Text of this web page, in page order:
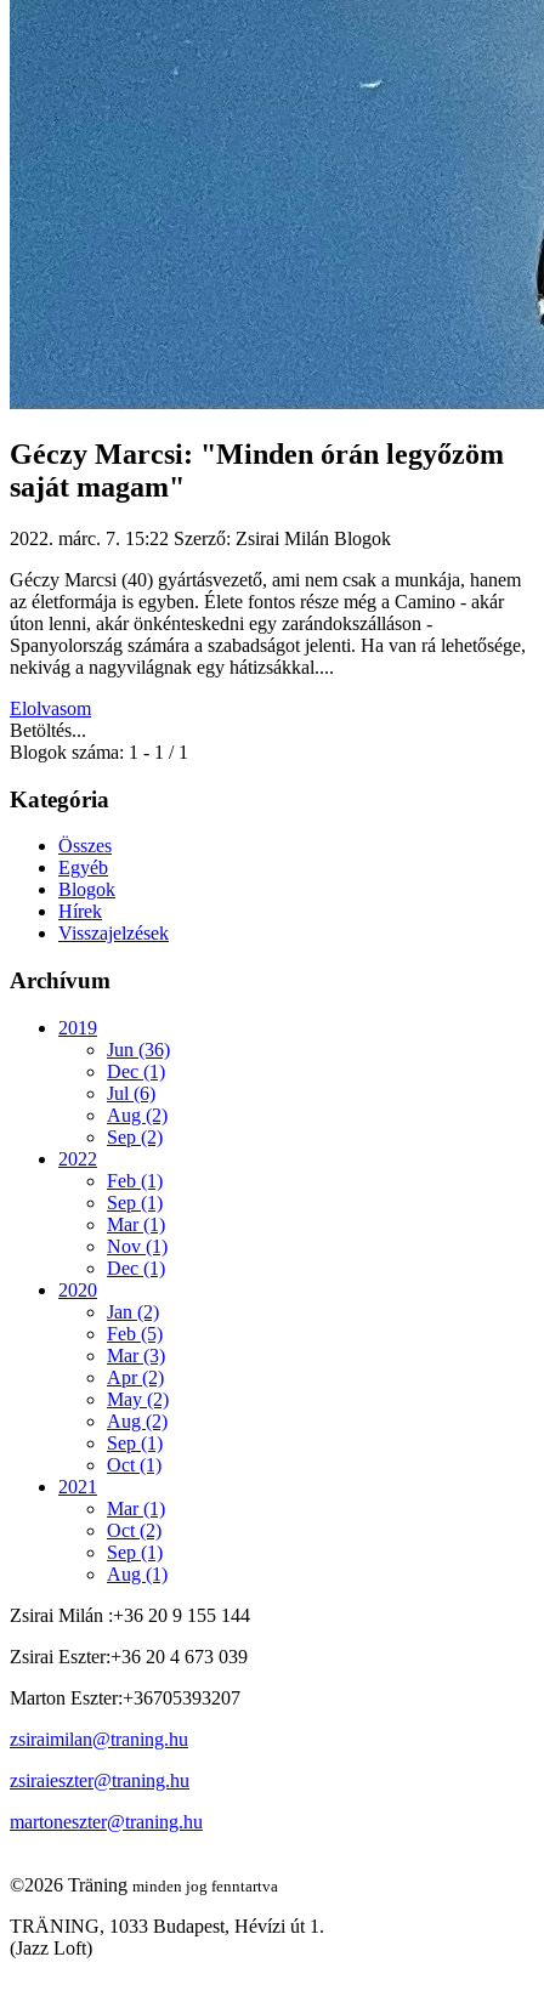
Géczy Marcsi: "Minden órán legyőzöm
saját magam"
2022. márc. 7. 15:22 Szerző: Zsirai Milán Blogok
Géczy Marcsi (40) gyártásvezető, ami nem csak a munkája, hanem
az életformája is egyben. Élete fontos része még a Camino - akár
úton lenni, akár önkénteskedni egy zarándokszálláson -
Spanyolország számára a szabadságot jelenti. Ha van rá lehetősége,
nekivág a nagyvilágnak egy hátizsákkal....
Elolvasom
Betöltés...
Blogok száma: 1 - 1 / 1
Kategória
Összes
Egyéb
Blogok
Hírek
Visszajelzések
Archívum
2019
Jun (36)
Dec (1)
Jul (6)
Aug (2)
Sep (2)
2022
Feb (1)
Sep (1)
Mar (1)
Nov (1)
Dec (1)
2020
Jan (2)
Feb (5)
Mar (3)
Apr (2)
May (2)
Aug (2)
Sep (1)
Oct (1)
2021
Mar (1)
Oct (2)
Sep (1)
Aug (1)
Zsirai Milán :+36 20 9 155 144
Zsirai Eszter:+36 20 4 673 039
Marton Eszter:+36705393207
zsiraimilan@traning.hu
zsiraieszter@traning.hu
martoneszter@traning.hu
©2026 Träning minden jog fenntartva
TRÄNING, 1033 Budapest, Hévízi út 1.
(Jazz Loft)